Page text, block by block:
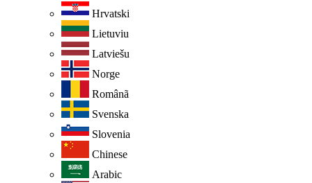
Hrvatski
Lietuviu
Latviešu
Norge
Românã
Svenska
Slovenia
Chinese
Arabic